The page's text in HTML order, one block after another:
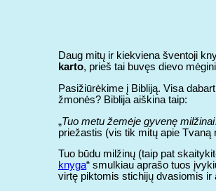
Daug mitų ir kiekviena šventoji
karto, prieš tai buvęs dievo
Pasižiūrėkime į Bibliją. Visa
žmonės? Biblija aiškina taip:
„Tuo metu žemėje gyvenę milžinai
priežastis (vis tik mitų apie Tvaną
Tuo būdu milžinų (taip pat
knyga“ smulkiau aprašo tuos
virtę piktomis stichijų dvasiomis